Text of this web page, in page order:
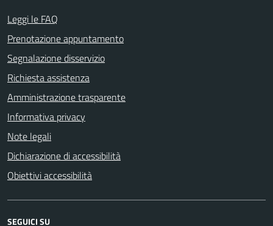
Leggi le FAQ
Prenotazione appuntamento
Segnalazione disservizio
Richiesta assistenza
Amministrazione trasparente
Informativa privacy
Note legali
Dichiarazione di accessibilità
Obiettivi accessibilità
SEGUICI SU